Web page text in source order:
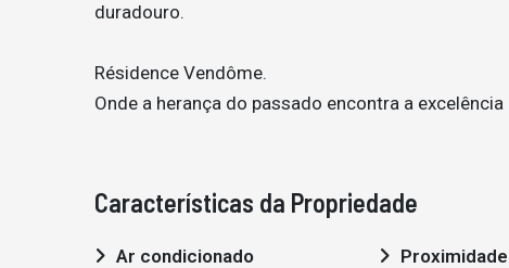
duradouro.
Résidence Vendôme.
Onde a herança do passado encontra a
Características da Propriedade
Ar condicionado